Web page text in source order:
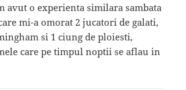
avut o experienta similara sambata
mi-a omorat 2 jucatori de galati,
si 1 ciung de ploiesti,
care pe timpul noptii se aflau in